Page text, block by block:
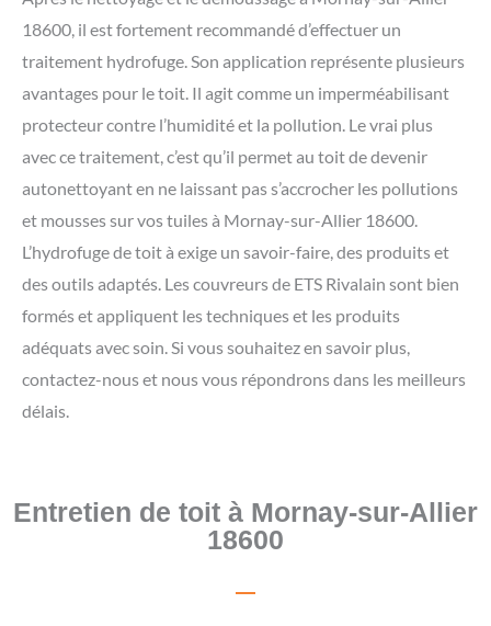
18600, il est fortement recommandé d’effectuer un
traitement hydrofuge. Son application représente plusieurs
avantages pour le toit. Il agit comme un imperméabilisant
protecteur contre l’humidité et la pollution. Le vrai plus
avec ce traitement, c’est qu’il permet au toit de devenir
autonettoyant en ne laissant pas s’accrocher les pollutions
et mousses sur vos tuiles à Mornay-sur-Allier 18600.
L’hydrofuge de toit à exige un savoir-faire, des produits et
des outils adaptés. Les couvreurs de ETS Rivalain sont bien
formés et appliquent les techniques et les produits
adéquats avec soin. Si vous souhaitez en savoir plus,
contactez-nous et nous vous répondrons dans les meilleurs
délais.
Entretien de toit à Mornay-sur-Allier
18600